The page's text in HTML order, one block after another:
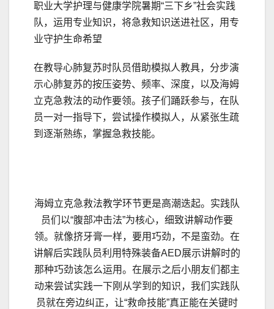
职业大学护理与健康学院暑期“三下乡”社会实践
队，运用专业知识，将急救知识送进社区，用专
业守护生命希望
在教导心肺复苏时队员借助模拟人教具，分步演
示心肺复苏的按压姿势、频率、深度，以及海姆
立克急救法的动作要领。孩子们踊跃参与，在队
员一对一指导下，尝试操作模拟人，从紧张生疏
到逐渐熟练，掌握急救技能。
海姆立克急救法教学环节更是高潮迭起。实践队
员们以“腹部冲击法”为核心，细致讲解动作要
领。就像挤牙膏一样，要用巧劲，不是蛮劲。在
讲解后实践队员利用特殊装备AED展示讲解时的
那种巧劲该怎么运用。在展示之后小朋友们都主
动来尝试实践一下刚从学到的知识，我们实践队
员就在旁边纠正，让“救命技能”真正能在关键时